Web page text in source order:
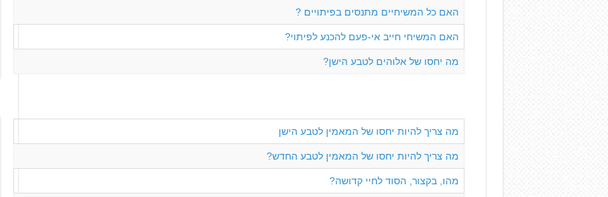
האם כל המשיחיים מתנסים בפיתויים ?
האם המשיחי חייב אי-פעם להכנע לפיתוי?
מה יחסו של אלוהים לטבע הישן?
מה צריך להיות יחסו של המאמין לטבע הישן
מה צריך להיות יחסו של המאמין לטבע החדש?
מהו, בקצור, הסוד לחיי קדושה?